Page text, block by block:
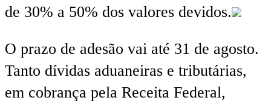
de 30% a 50% dos valores devidos.
O prazo de adesão vai até 31 de agosto.
Tanto dívidas aduaneiras e tributárias,
em cobrança pela Receita Federal,